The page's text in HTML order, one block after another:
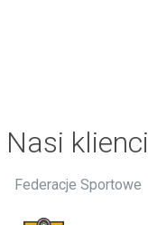
Nasi klienci
Federacje Sportowe